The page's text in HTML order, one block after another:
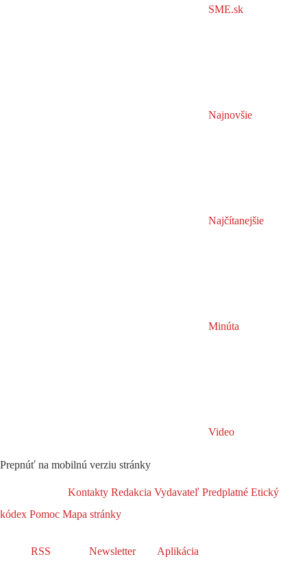
SME.sk
Najnovšie
Najčítanejšie
Minúta
Video
Prepnúť na mobilnú verziu stránky
Kontakty Redakcia Vydavateľ Predplatné Etický
kódex Pomoc Mapa stránky
RSS Newsletter Aplikácia